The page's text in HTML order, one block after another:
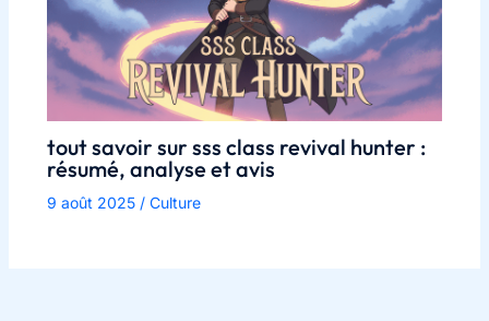
tout savoir sur sss class revival hunter :
résumé, analyse et avis
9 août 2025 / Culture